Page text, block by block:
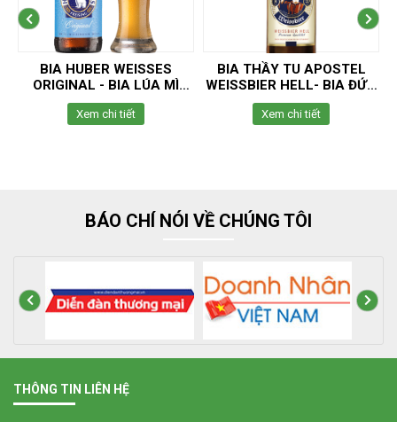
BIA HUBER WEISSES
ORIGINAL - BIA LÚA MÌ
NGUYÊN CHẤT ( BIA ĐỤC )
Xem chi tiết
BIA THẦY TU APOSTEL
WEISSBIER HELL- BIA ĐỨC
LÚA MÌ ( BIA ĐỤC )
Xem chi tiết
BÁO CHÍ NÓI VỀ CHÚNG TÔI
THÔNG TIN LIÊN HỆ